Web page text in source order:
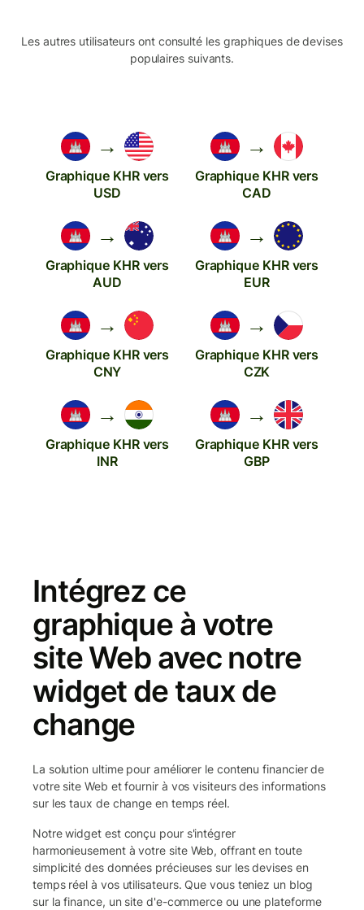
Les autres utilisateurs ont consulté les graphiques de devises
populaires suivants.
→
Graphique KHR vers
USD
→
Graphique KHR vers
CAD
→
Graphique KHR vers
AUD
→
Graphique KHR vers
EUR
→
Graphique KHR vers
CNY
→
Graphique KHR vers
CZK
→
Graphique KHR vers
INR
→
Graphique KHR vers
GBP
Intégrez ce
graphique à votre
site Web avec notre
widget de taux de
change
La solution ultime pour améliorer le contenu financier de
votre site Web et fournir à vos visiteurs des informations
sur les taux de change en temps réel.
Notre widget est conçu pour s'intégrer
harmonieusement à votre site Web, offrant en toute
simplicité des données précieuses sur les devises en
temps réel à vos utilisateurs. Que vous teniez un blog
sur la finance, un site d'e-commerce ou une plateforme